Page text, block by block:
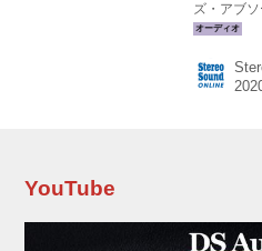
ズ・アブ
る。価格
声回路設
氏が設計
のアップ
びなどが
YouTube